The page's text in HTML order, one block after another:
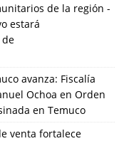
de la región -
estará
avanza: Fiscalía
Ochoa en Orden
en Temuco
venta fortalece